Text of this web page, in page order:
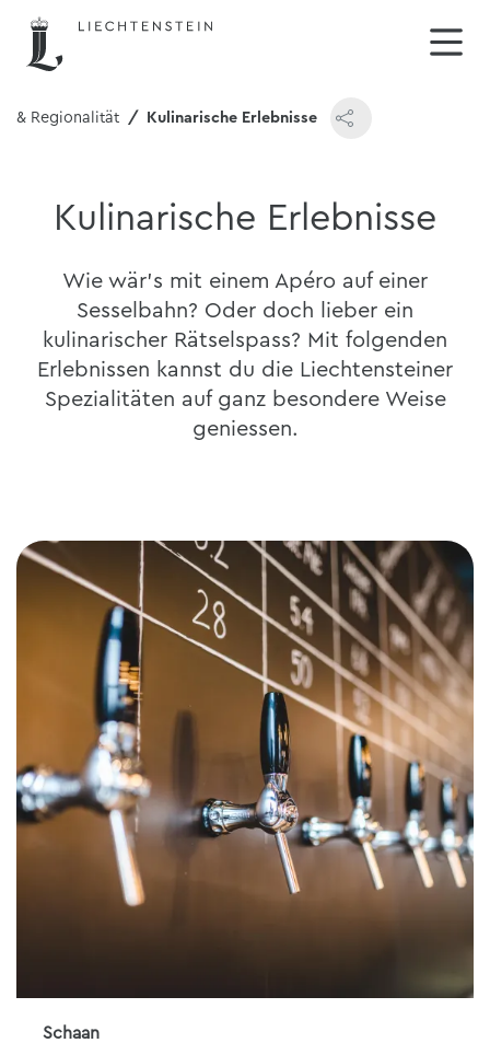
& Regionalität Kulinarische Erlebnisse
Kulinarische Erlebnisse
Wie wär's mit einem Apéro auf einer
Sesselbahn? Oder doch lieber ein
kulinarischer Rätselspass? Mit folgenden
Erlebnissen kannst du die Liechtensteiner
Spezialitäten auf ganz besondere Weise
geniessen.
Schaan